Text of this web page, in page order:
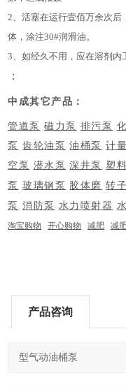
2、活塞在运行壹佰万余次
体，涂注30#润滑油。
3、如经久不用，应在溶剂内
：
中成其它产品：
管道泵 磁力泵 排污泵
泵 齿轮油泵 油桶泵 计
空泵 潜水泵 深井泵 塑
泵 玻璃钢泵 胶体磨 转
泵 消防泵 水力喷射器
淘宝购物 开心购物 减肥 减
产品咨询